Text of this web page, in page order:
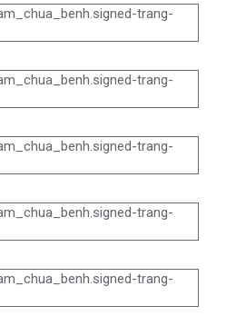
trang-
trang-
trang-
trang-
trang-